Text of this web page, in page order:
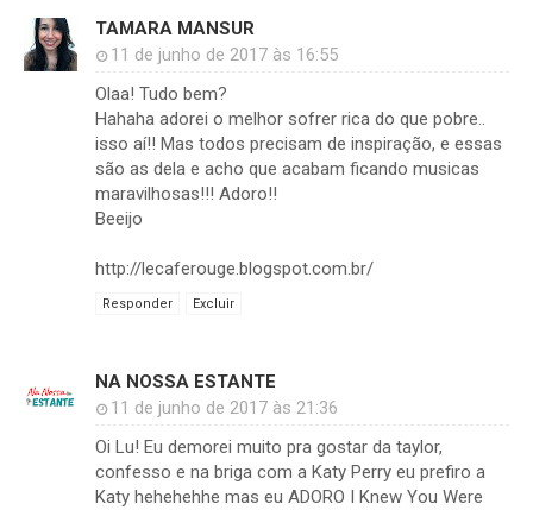
TAMARA MANSUR
11 de junho de 2017 às 16:55
Olaa! Tudo bem?
Hahaha adorei o melhor sofrer rica do que pobre..
isso aí!! Mas todos precisam de inspiração, e essas
são as dela e acho que acabam ficando musicas
maravilhosas!!! Adoro!!
Beeijo
http://lecaferouge.blogspot.com.br/
Responder Excluir
NA NOSSA ESTANTE
11 de junho de 2017 às 21:36
Oi Lu! Eu demorei muito pra gostar da taylor,
confesso e na briga com a Katy Perry eu prefiro a
Katy hehehehhe mas eu ADORO I Knew You Were